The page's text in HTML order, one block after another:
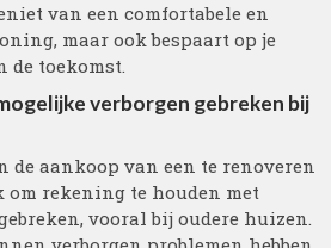
van een comfortabele en
maar ook bespaart op je
de toekomst.
verborgen gebreken bij
de aankoop van een te renoveren
rekening te houden met
vooral bij oudere huizen.